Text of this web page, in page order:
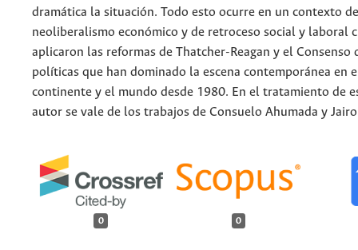
dramática la situación. Todo esto ocurre en un contexto
neoliberalismo económico y de retroceso social y laboral
aplicaron las reformas de Thatcher-Reagan y el Consenso
políticas que han dominado la escena contemporánea en
continente y el mundo desde 1980. En el tratamiento de
autor se vale de los trabajos de Consuelo Ahumada y
0 0